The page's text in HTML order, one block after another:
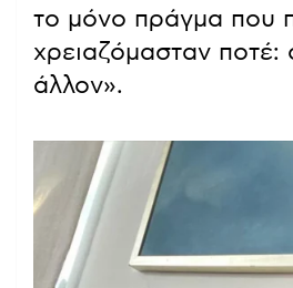
το μόνο πράγμα που
χρειαζόμασταν ποτέ:
άλλον».